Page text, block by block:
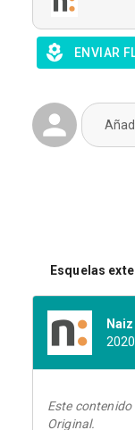
ENVIAR
Esquelas
Este contenido
Original.